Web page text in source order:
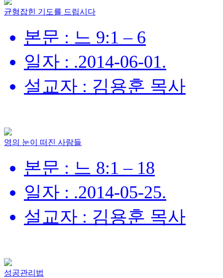
균형잡힌 기도를 드립시다
본문 : 느 9:1 – 6
일자 : .2014-06-01.
설교자 : 김용훈 목사
영의 눈이 떠진 사람들
본문 : 느 8:1 – 18
일자 : .2014-05-25.
설교자 : 김용훈 목사
성공관리법